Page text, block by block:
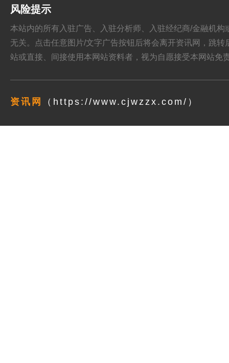
风险提示
本站内的所有入驻广告、入驻分析师、入驻经纪商/金融机
无关。点击任意图片/文字广告按钮后将会离开资讯网，跳
站或直接、间接使用本网站资料者，视为自愿接受本网站免
资讯网 （https://www.cjwzzx.com/）